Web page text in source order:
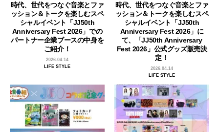
時代、世代をつなぐ音楽とファ
ッション＆トークを楽しむスペ
シャルイベント「JJ50th
Anniversary Fest 2026」での
パートナー企業ブースの中身を
ご紹介！
2026.04.14
LIFE STYLE
時代、世代をつなぐ音楽とファ
ッション＆トークを楽しむスペ
シャルイベント「JJ50th
Anniversary Fest 2026」に
て、「JJ50th Anniversary
Fest 2026」公式グッズ販売決
定！
2026.04.14
LIFE STYLE